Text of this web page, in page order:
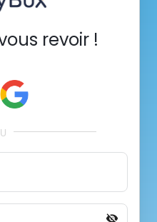
revoir !
visibility_off